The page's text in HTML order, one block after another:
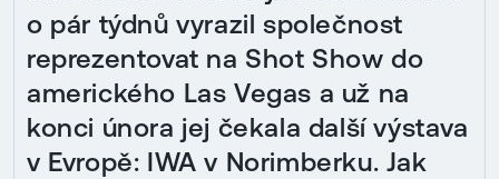
o pár týdnů vyrazil společnost
reprezentovat na Shot Show do
amerického Las Vegas a už na
konci února jej čekala další výstava
v Evropě: IWA v Norimberku. Jak